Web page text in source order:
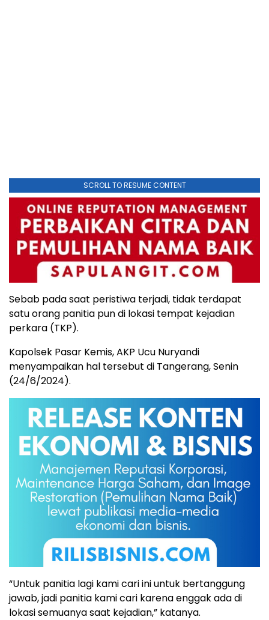
SCROLL TO RESUME CONTENT
Sebab pada saat peristiwa terjadi, tidak terdapat
satu orang panitia pun di lokasi tempat kejadian
perkara (TKP).
Kapolsek Pasar Kemis, AKP Ucu Nuryandi
menyampaikan hal tersebut di Tangerang, Senin
(24/6/2024).
“Untuk panitia lagi kami cari ini untuk bertanggung
jawab, jadi panitia kami cari karena enggak ada di
lokasi semuanya saat kejadian,” katanya.